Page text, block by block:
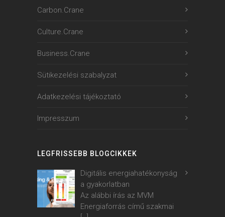
Carbon.Crane
Culture.Crane
Business.Crane
Sütikezelési szabalyzat
Adatkezelési tájékoztató
Impresszum
LEGFRISSEBB BLOGCIKKEK
Digitális energiahatékonyság
a gyakorlatban
Az alábbi írás az MVM
Energiaforrás című szakmai